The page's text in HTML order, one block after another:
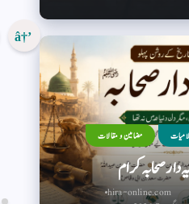
مضامین و مقالات
دار صحابہ کرام
hira-online.com